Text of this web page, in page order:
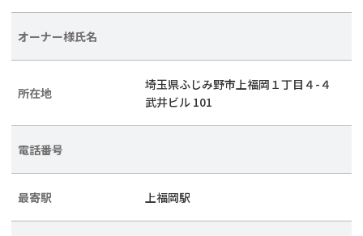
オーナー様氏名
所在地
埼玉県ふじみ野市上福岡１丁目４-４
武井ビル 101
電話番号
最寄駅 上福岡駅